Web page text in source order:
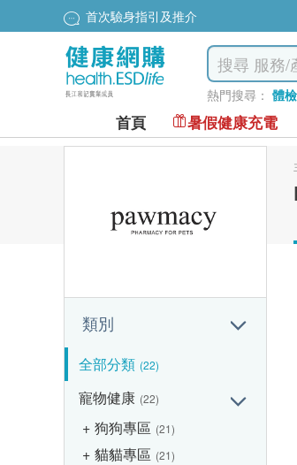
首次驗身指引及推介
熱門搜尋： 體
首頁 暑假健康充電
類別
全部分類 (22)
寵物健康 (22)
狗狗專區 (21)
貓貓專區 (21)